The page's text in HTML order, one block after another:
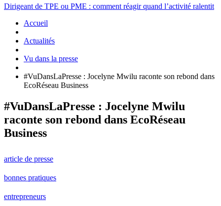
Dirigeant de TPE ou PME : comment réagir quand l’activité ralentit
Accueil
Actualités
Vu dans la presse
#VuDansLaPresse : Jocelyne Mwilu raconte son rebond dans
EcoRéseau Business
#VuDansLaPresse : Jocelyne Mwilu
raconte son rebond dans EcoRéseau
Business
article de presse
bonnes pratiques
entrepreneurs